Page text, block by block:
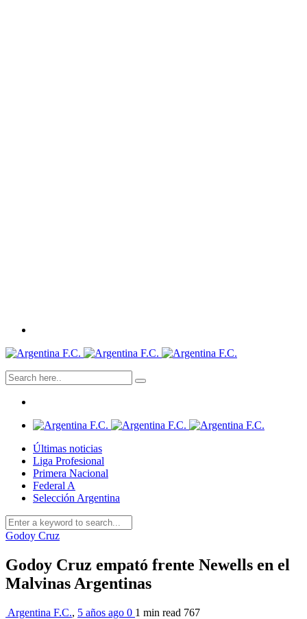
Últimas noticias
Liga Profesional
Primera Nacional
Federal A
Selección Argentina
Godoy Cruz
Godoy Cruz empató frente Newells en el
Malvinas Argentinas
Argentina F.C., 5 años ago 0 1 min read 767